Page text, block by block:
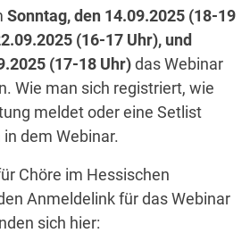
Sonntag, den 14.09.2025 (18-19
(16-17 Uhr), und
(17-18 Uhr)das Webinar
Wie man sich registriert, wie
meldet oder eine Setlist
dem Webinar.
Chöre im Hessischen
Anmeldelink für das Webinar
sich hier: